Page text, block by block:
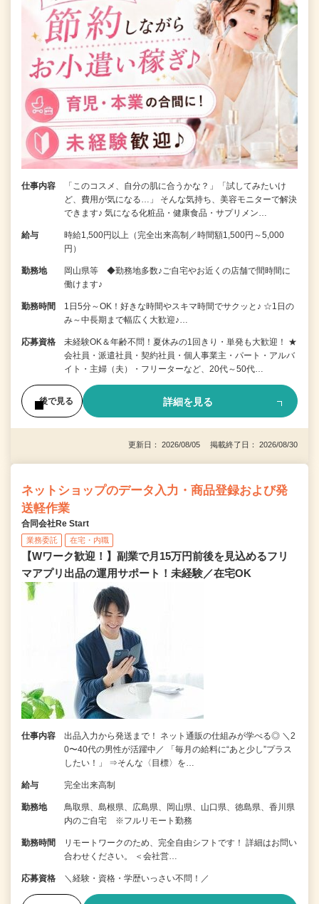
仕事内容
「このコスメ、自分の肌に合うかな？」「試してみたいけ
ど、費用が気になる…」 そんな気持ち、美容モニターで解決
できます♪ 気になる化粧品・健康食品・サプリメン…
給与
時給1,500円以上（完全出来高制／時間額1,500円～5,000
円）
勤務地
岡山県等 ◆勤務地多数♪ご自宅やお近くの店舗で間時間に
働けます♪
勤務時間
1日5分～OK！好きな時間やスキマ時間でサクッと♪ ☆1日の
み～中長期まで幅広く大歓迎♪…
応募資格
未経験OK＆年齢不問！夏休みの1回きり・単発も大歓迎！ ★
会社員・派遣社員・契約社員・個人事業主・パート・アルバ
イト・主婦（夫）・フリーターなど、20代～50代…
後で見る 詳細を見る
更新日： 2026/08/05 掲載終了日： 2026/08/30
ネットショップのデータ入力・商品登録および発
送軽作業
合同会社Re Start
業務委託 在宅・内職
【Wワーク歓迎！】副業で月15万円前後を見込めるフリ
マアプリ出品の運用サポート！未経験／在宅OK
仕事内容
出品入力から発送まで！ ネット通販の仕組みが学べる◎ ＼2
0〜40代の男性が活躍中／ 「毎月の給料に“あと少し”プラス
したい！」 ⇒そんな〈目標〉を…
給与 完全出来高制
勤務地
鳥取県、島根県、広島県、岡山県、山口県、徳島県、香川県
内のご自宅 ※フルリモート勤務
勤務時間
リモートワークのため、完全自由シフトです！ 詳細はお問い
合わせください。 ＜会社営…
応募資格 ＼経験・資格・学歴いっさい不問！／